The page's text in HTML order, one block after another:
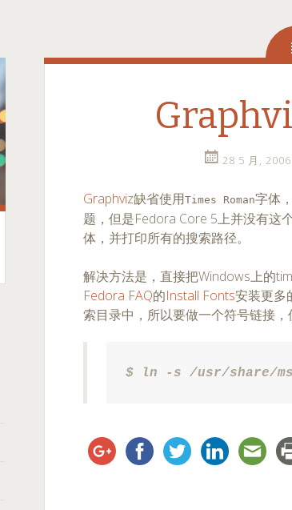
28 5 月, 2006
Graphviz缺省使用Times Roman字体
题，但是Fedora Core 5上并没有这
体，并打印所有的搜索路径。
解决方法是，直接把Windows上的
Fedora FAQ的Install Fonts安装更多
索目录中，所以要做一个符号链接
$ ln -s /usr/share/